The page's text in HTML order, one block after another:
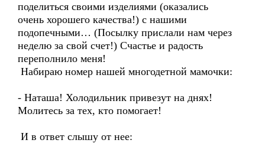
поделиться своими изделиями (оказались
очень хорошего качества!) с нашими
подопечными… (Посылку прислали нам через
неделю за свой счет!) Счастье и радость
переполнило меня!
Набираю номер нашей многодетной мамочки:
- Наташа! Холодильник привезут на днях!
Молитесь за тех, кто помогает!
И в ответ слышу от нее: